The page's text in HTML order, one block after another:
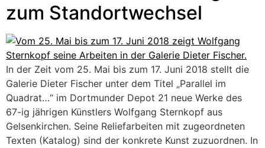
zum Standortwechsel
In der Zeit vom 25. Mai bis zum 17. Juni 2018 stellt die
Galerie Dieter Fischer unter dem Titel „Parallel im
Quadrat…“ im Dortmunder Depot 21 neue Werke des
67-ig jährigen Künstlers Wolfgang Sternkopf aus
Gelsenkirchen. Seine Reliefarbeiten mit zugeordneten
Texten (Katalog) sind der konkrete Kunst zuzuordnen. In